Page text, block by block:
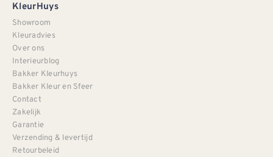
KleurHuys
Showroom
Kleuradvies
Over ons
Interieurblog
Bakker Kleurhuys
Bakker Kleur en Sfeer
Contact
Zakelijk
Garantie
Verzending & levertijd
Retourbeleid